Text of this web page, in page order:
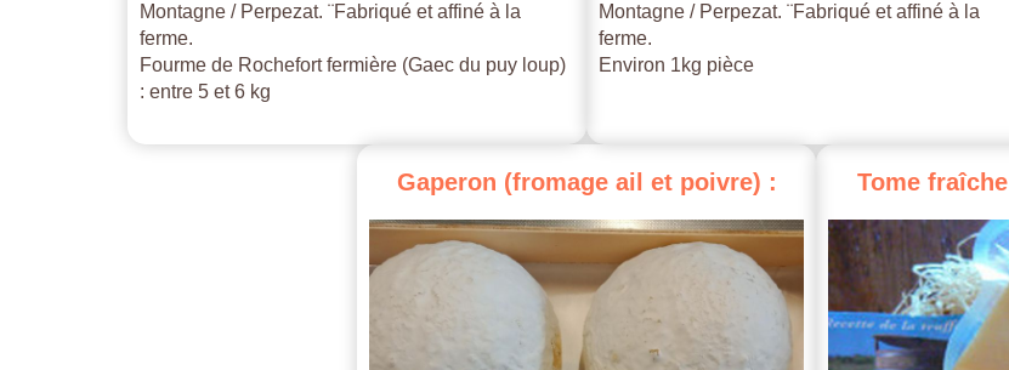
Montagne / Perpezat. ¨Fabriqué et affiné à la
ferme.
Fourme de Rochefort fermière (Gaec du puy loup)
: entre 5 et 6 kg
Montagne / Perpezat. ¨Fabriqué et affiné à la
ferme.
Environ 1kg pièce
Gaperon (fromage ail et poivre) : Tome fraîche